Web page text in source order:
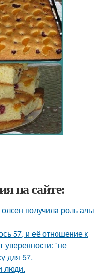
на сайте:
олсен получила роль алы
57, и её отношение к
уверенности: "не
для 57.
люди.